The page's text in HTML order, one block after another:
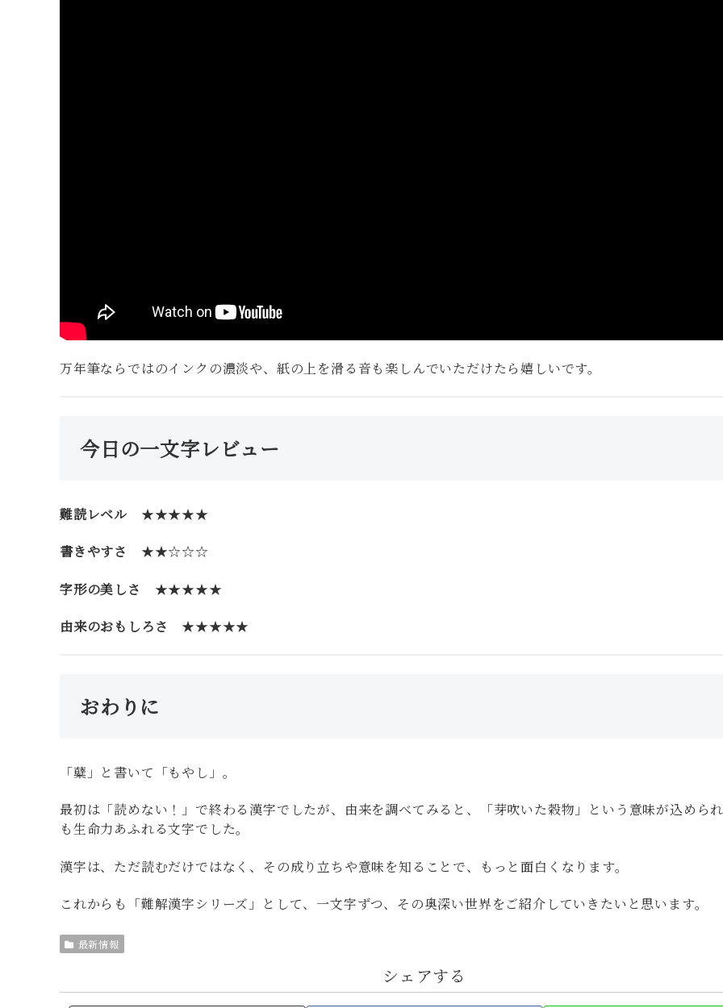
万年筆ならではのインクの濃淡や、紙の上を滑る音も楽しんでいただけたら嬉しいです。
今日の一文字レビュー
難読レベル ★★★★★
書きやすさ ★★☆☆☆
字形の美しさ ★★★★★
由来のおもしろさ ★★★★★
おわりに
「糵」と書いて「もやし」。
最初は「読めない！」で終わる漢字でしたが、由来を調べてみると、「芽吹いた穀物」という意味が込めら
も生命力あふれる文字でした。
漢字は、ただ読むだけではなく、その成り立ちや意味を知ることで、もっと面白くなります。
これからも「難解漢字シリーズ」として、一文字ずつ、その奥深い世界をご紹介していきたいと思います。
最新情報
シェアする